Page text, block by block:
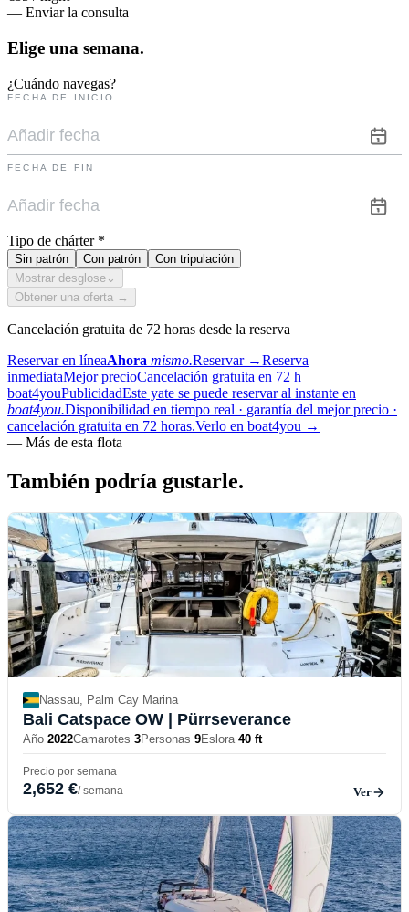
— Enviar la consulta
Elige una semana.
¿Cuándo navegas?
FECHA DE INICIO
FECHA DE FIN
Tipo de chárter *
Sin patrón Con patrón
Con tripulación
Mostrar desglose ⌄
Obtener una oferta →
Cancelación gratuita de 72 horas desde la reserva
Reservar en líneaAhora mismo.Reservar →Reserva
inmediataMejor precioCancelación gratuita en 72 h
boat4youPublicidadEste yate se puede reservar al instante en
boat4you.Disponibilidad en tiempo real · garantía del mejor precio ·
cancelación gratuita en 72 horas.Verlo en boat4you →
— Más de esta flota
También podría gustarle.
Nassau, Palm Cay Marina
Bali Catspace OW | Pürrseverance
Año 2022Camarotes 3Personas 9Eslora 40 ft
Precio por semana
2,652 €/ semana Ver